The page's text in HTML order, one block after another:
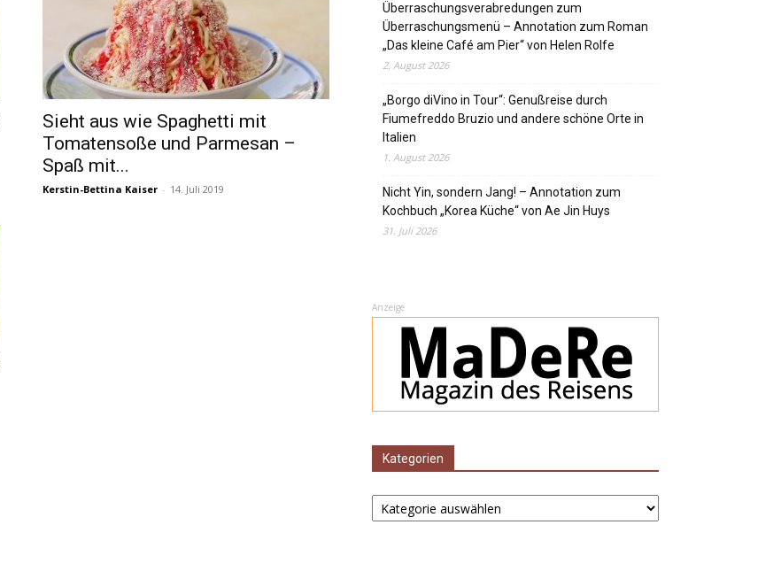
Sieht aus wie Spaghetti mit
Tomatensoße und Parmesan –
Spaß mit...
Kerstin-Bettina Kaiser - 14. Juli 2019
Überraschungsverabredungen zum
Überraschungsmenü – Annotation zum Roman
„Das kleine Café am Pier“ von Helen Rolfe
2. August 2026
„Borgo diVino in Tour“: Genußreise durch
Fiumefreddo Bruzio und andere schöne Orte in
Italien
1. August 2026
Nicht Yin, sondern Jang! – Annotation zum
Kochbuch „Korea Küche“ von Ae Jin Huys
31. Juli 2026
Anzeige
Kategorien
Kategorien